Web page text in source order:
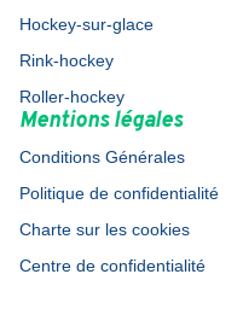
Hockey-sur-glace
Rink-hockey
Roller-hockey
Mentions légales
Conditions Générales
Politique de confidentialité
Charte sur les cookies
Centre de confidentialité